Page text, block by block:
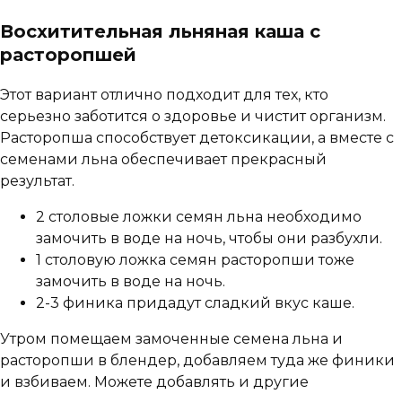
Восхитительная льняная каша с
расторопшей
Этот вариант отлично подходит для тех, кто
серьезно заботится о здоровье и чистит организм.
Расторопша способствует детоксикации, а вместе с
семенами льна обеспечивает прекрасный
результат.
2 столовые ложки семян льна необходимо
замочить в воде на ночь, чтобы они разбухли.
1 столовую ложка семян расторопши тоже
замочить в воде на ночь.
2-3 финика придадут сладкий вкус каше.
Утром помещаем замоченные семена льна и
расторопши в блендер, добавляем туда же финики
и взбиваем. Можете добавлять и другие